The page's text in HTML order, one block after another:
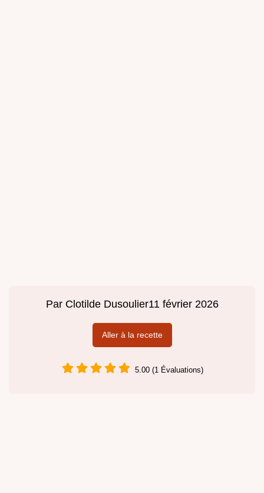
Par Clotilde Dusoulier11 février 2026
Aller à la recette
5.00 (1 Évaluations)